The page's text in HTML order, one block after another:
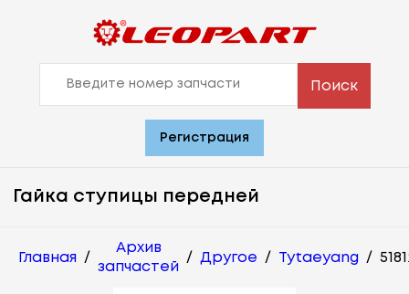
Поиск
Регистрация
Гайка ступицы передней
Главная /
Архив
запчастей
/ Другое / Tytaeyang /